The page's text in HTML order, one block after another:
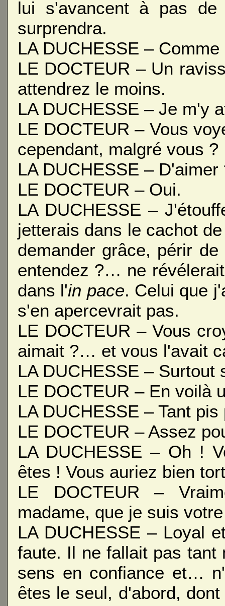
lui s'avancent à pas
surprendra.
LA DUCHESSE –
LE DOCTEUR – Un
attendrez le moins.
LA DUCHESSE – Je m'y
LE DOCTEUR – Vous
cependant, malgré vous ?
LA DUCHESSE – D'aimer
LE DOCTEUR – Oui.
LA DUCHESSE –
jetterais dans le cachot
demander grâce, périr
entendez ?… ne
dans l'in pace. Celui que
s'en apercevrait pas.
LE DOCTEUR – Vous
aimait ?… et vous l'avait
LA DUCHESSE – Surtout
LE DOCTEUR – En voilà
LA DUCHESSE – Tant
LE DOCTEUR – Assez
LA DUCHESSE – Oh !
êtes ! Vous auriez bien
LE DOCTEUR –
madame, que je suis
LA DUCHESSE – Loyal
faute. Il ne fallait pas tant
sens en confiance et…
êtes le seul, d'abord,